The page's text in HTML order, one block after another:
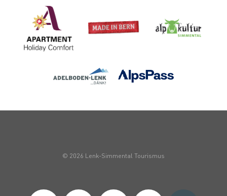
© 2026 Lenk-Simmental Tourismus